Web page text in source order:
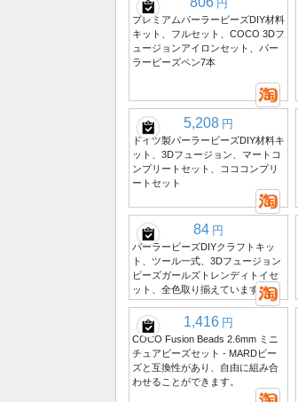
円
プレミアムパーラービーズDIY材料
キット、フルセット、COCO 3Dフ
ュージョンアイロンセット、パー
ラービーズペン7本
5,208 円
ドイツ製パーラービーズDIY材料キ
ット、3Dフュージョン、マートコ
ンプリートセット、コココンプリ
ートセット
84 円
パーラービーズDIYクラフトキッ
ト、ツール一式、3Dフュージョン
ビーズガールズトレンディトイセ
ット、全色取り揃えています。
1,416 円
COCO Fusion Beads 2.6mm ミニ
チュアビーズセット - MARDビー
ズと互換性があり、自由に組み合
わせることができます。